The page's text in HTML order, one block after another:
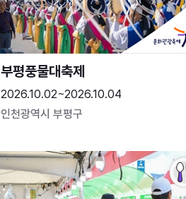
부평풍물대축제
2026.10.02~2026.10.04
인천광역시 부평구